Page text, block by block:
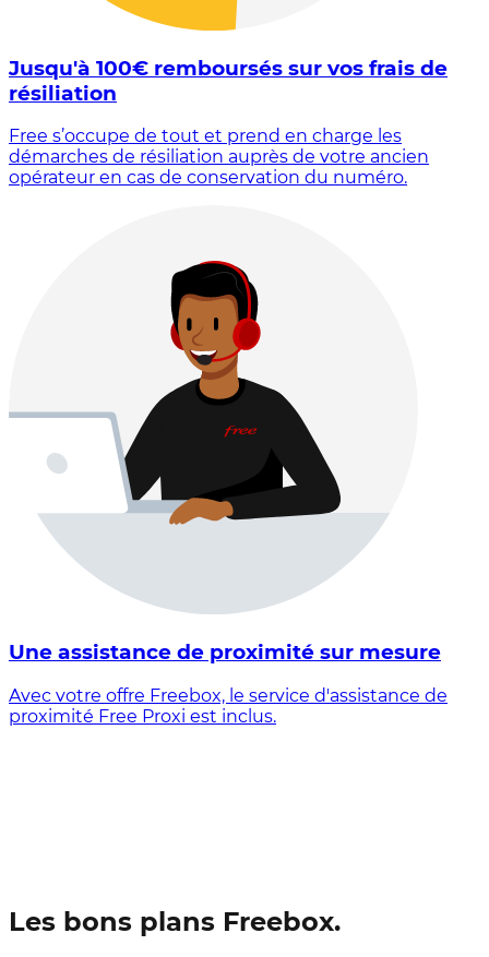
Jusqu'à 100€ remboursés sur vos frais de
résiliation
Free s’occupe de tout et prend en charge les
démarches de résiliation auprès de votre ancien
opérateur en cas de conservation du numéro.
Une assistance de proximité sur mesure
Avec votre offre Freebox, le service d'assistance de
proximité Free Proxi est inclus.
Les bons plans Freebox.